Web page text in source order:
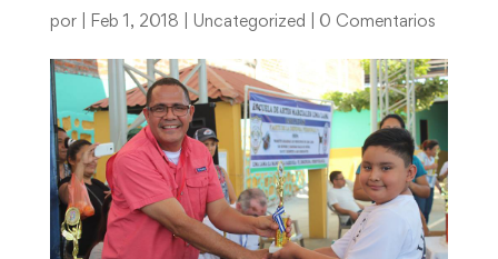
por Feb 1, 2018 Uncategorized 0 Comentarios